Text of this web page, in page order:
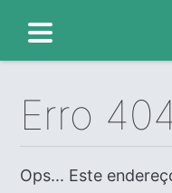
Erro
Ops... Este